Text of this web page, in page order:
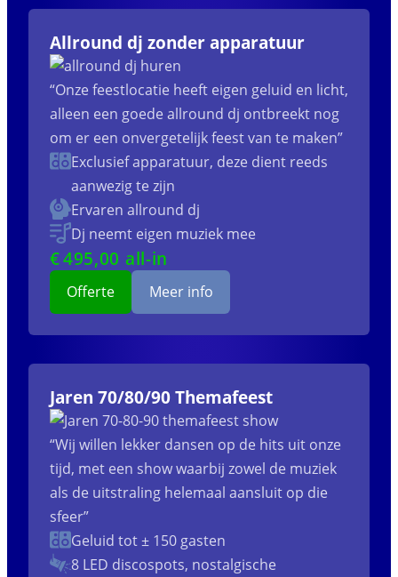
Allround dj zonder apparatuur
“Onze feestlocatie heeft eigen geluid en licht,
alleen een goede allround dj ontbreekt nog
om er een onvergetelijk feest van te maken”
Exclusief apparatuur, deze dient reeds
aanwezig te zijn
Ervaren allround dj
Dj neemt eigen muziek mee
€495,00 all-in
Offerte Meer info
Jaren 70/80/90 Themafeest
“Wij willen lekker dansen op de hits uit onze
tijd, met een show waarbij zowel de muziek
als de uitstraling helemaal aansluit op die
sfeer”
Geluid tot ± 150 gasten
8 LED discospots, nostalgische